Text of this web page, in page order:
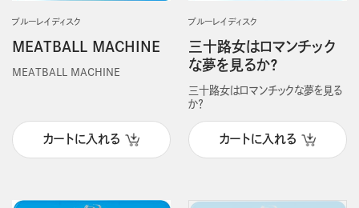
ブルーレイディスク
MEATBALL MACHINE
MEATBALL MACHINE
カートに入れる
ブルーレイディスク
三十路女はロマンチック
な夢を見るか？
三十路女はロマンチックな夢を見る
か？
カートに入れる